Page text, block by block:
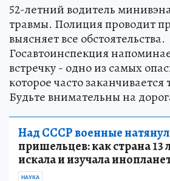
52-летний водитель
травмы. Полиция проводит
выясняет все обстоятельства.
Госавтоинспекция
встречку - одно из самых
которое часто заканчивается
Будьте внимательны на
Над СССР военные
пришельцев: как страна 13
искала и изучала
НАУКА